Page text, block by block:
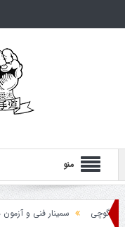
منو
سمینار فنی و آزمون دان